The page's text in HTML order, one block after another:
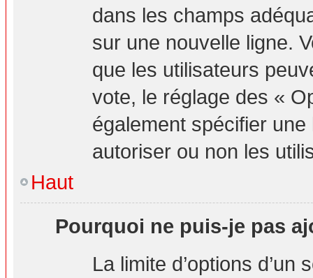
dans les champs
sur une nouvelle ligne.
que les utilisateurs
vote, le réglage des «
également spécifier
autoriser ou non les
Haut
Pourquoi ne puis-je pas
La limite d’options d’un